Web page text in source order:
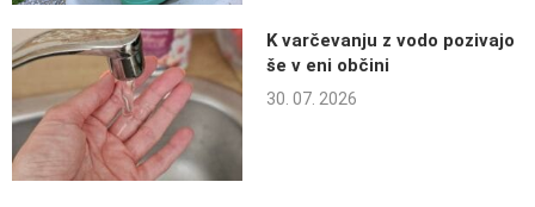
K varčevanju z vodo pozivajo
še v eni občini
30. 07. 2026